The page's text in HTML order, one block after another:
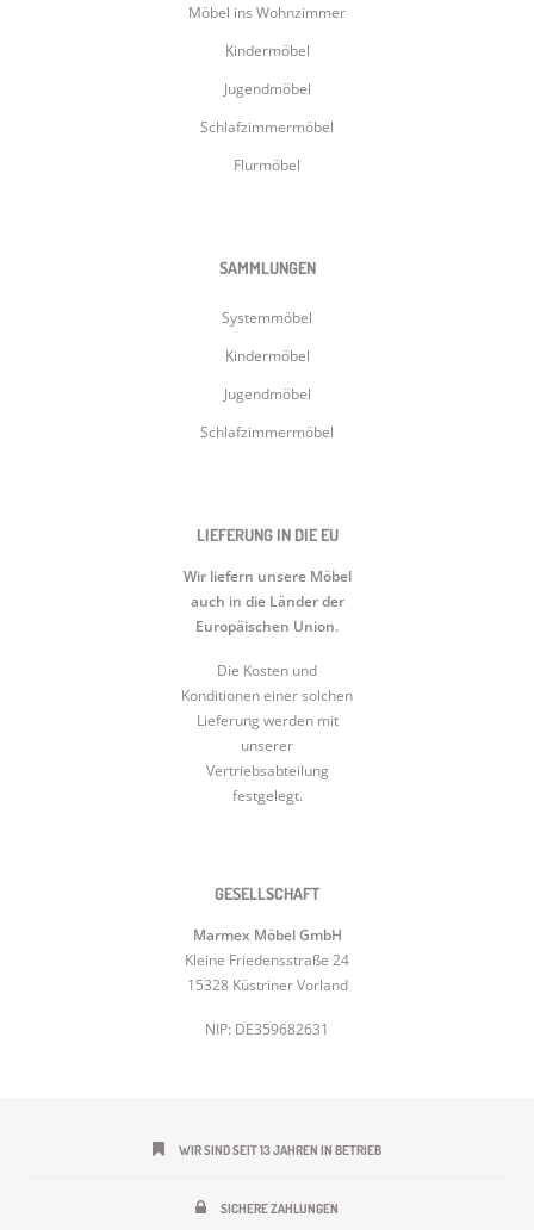
Möbel ins Wohnzimmer
Kindermöbel
Jugendmöbel
Schlafzimmermöbel
Flurmöbel
SAMMLUNGEN
Systemmöbel
Kindermöbel
Jugendmöbel
Schlafzimmermöbel
LIEFERUNG IN DIE EU
Wir liefern unsere Möbel
auch in die Länder der
Europäischen Union.
Die Kosten und
Konditionen einer solchen
Lieferung werden mit
unserer
Vertriebsabteilung
festgelegt.
GESELLSCHAFT
Marmex Möbel GmbH
Kleine Friedensstraße 24
15328 Küstriner Vorland
NIP: DE359682631
WIR SIND SEIT 13 JAHREN IN BETRIEB
SICHERE ZAHLUNGEN